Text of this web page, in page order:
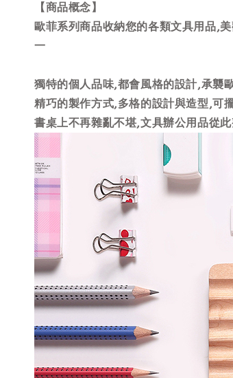
【商品概念】
歐菲系列商品收納您的各類文具用品,
一
獨特的個人品味,都會風格的設計,承襲
精巧的製作方式,多格的設計與造型,可
書桌上不再雜亂不堪,文具辦公用品從